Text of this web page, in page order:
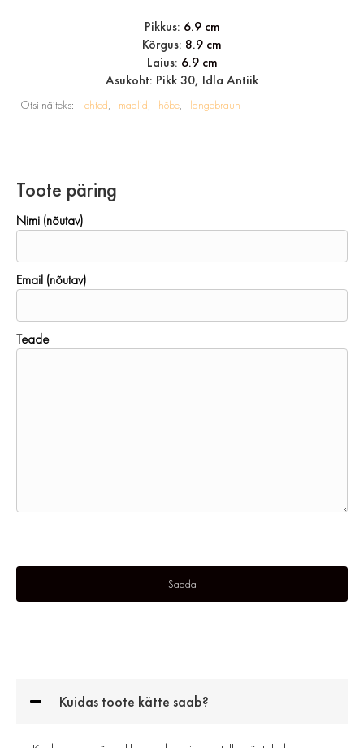
Pikkus: 6.9 cm
Kõrgus: 8.9 cm
Laius: 6.9 cm
Asukoht: Pikk 30, Idla Antiik
Otsi näiteks: ehted maalid hõbe langebraun
Toote päring
Nimi (nõutav)
Email (nõutav)
Teade
Kuidas toote kätte saab?